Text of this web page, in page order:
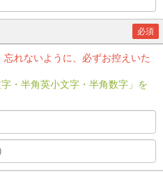
必須
れないように、必ずお控えいた
・半角英小文字・半角数字」を